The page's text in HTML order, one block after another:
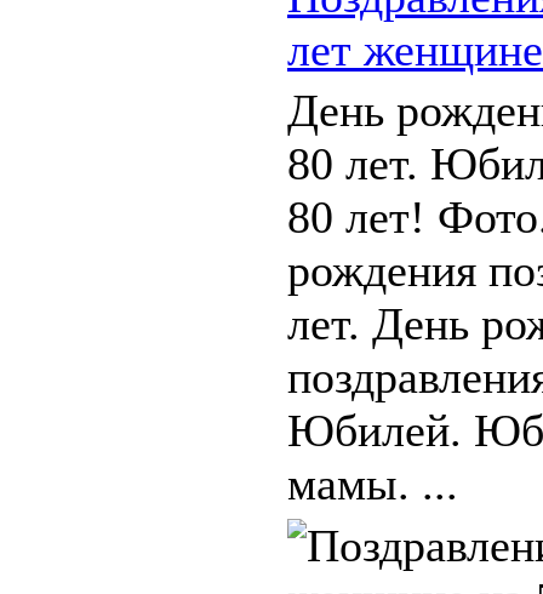
лет женщине
День
80 лет.
80 лет!
рождения
лет. День
Юбилей.
мамы. ...